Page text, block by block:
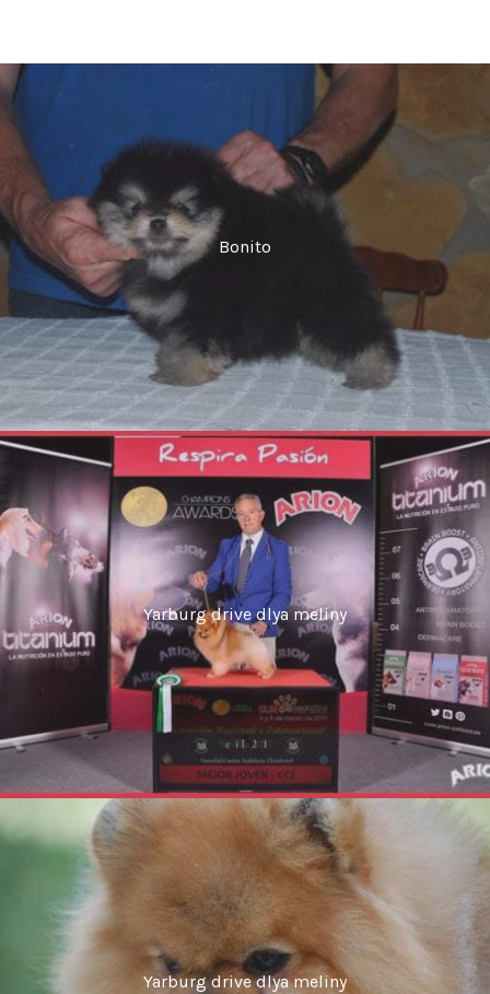
Bonito
Yarburg drive dlya meliny
Yarburg drive dlya meliny